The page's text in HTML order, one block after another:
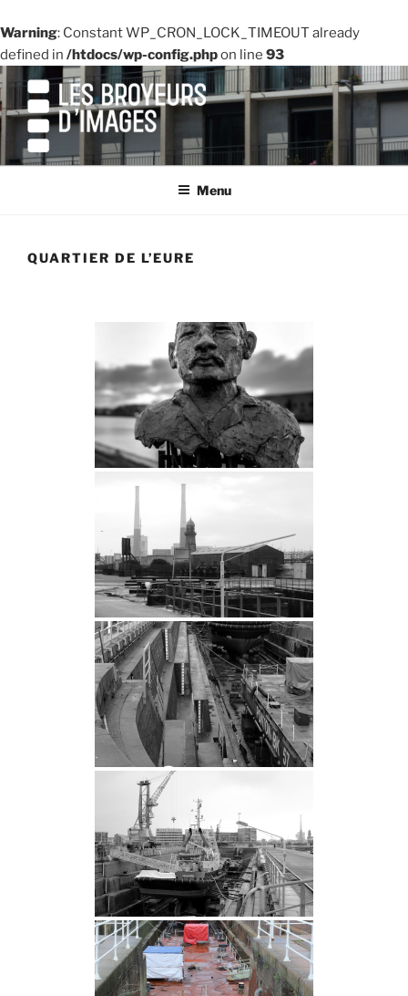
Warning: Constant WP_CRON_LOCK_TIMEOUT already
defined in /htdocs/wp-config.phpon line 93
Aller
au
contenu
principal
LE SITE DE L'ASSOCIATION
Menu
QUARTIER DE L’EURE